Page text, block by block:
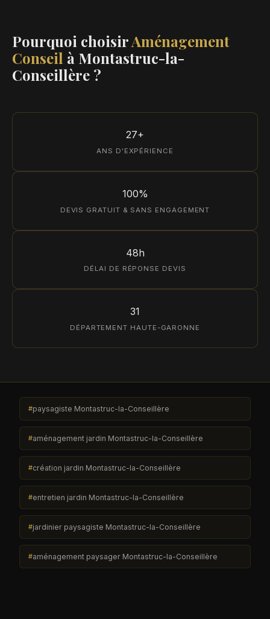
Pourquoi choisirAménagement
Conseil à Montastruc-la-
Conseillère ?
27+
ANS D'EXPÉRIENCE
100%
DEVIS GRATUIT & SANS ENGAGEMENT
48h
DÉLAI DE RÉPONSE DEVIS
31
DÉPARTEMENT HAUTE-GARONNE
paysagiste Montastruc-la-Conseillère
aménagement jardin Montastruc-la-Conseillère
création jardin Montastruc-la-Conseillère
entretien jardin Montastruc-la-Conseillère
jardinier paysagiste Montastruc-la-Conseillère
aménagement paysager Montastruc-la-Conseillère